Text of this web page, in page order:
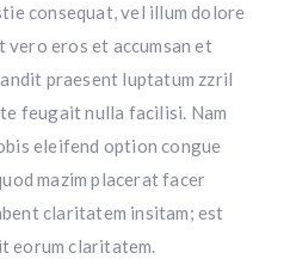
consequat, vel illum dolore
eros et accumsan et
praesent luptatum zzril
feugait nulla facilisi. Nam
eleifend option congue
mazim placerat facer
claritatem insitam; est
eorum claritatem.